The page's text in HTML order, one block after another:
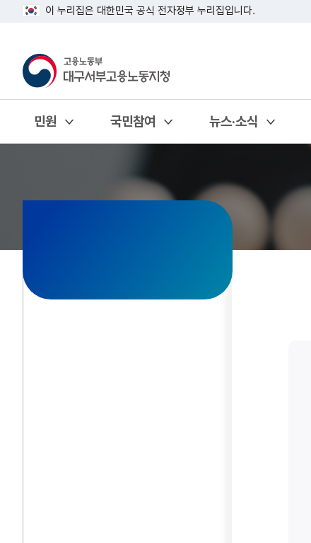
이 누리집은 대한민국 공식 전자정부 누리집입니다.
민원
열기
국민참여
열기
뉴스·소식
열기